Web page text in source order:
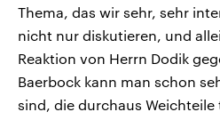
Thema, das wir sehr, sehr
nicht nur diskutieren, und
Reaktion von Herrn Dodik
Baerbock kann man schon
sind, die durchaus Weichteile